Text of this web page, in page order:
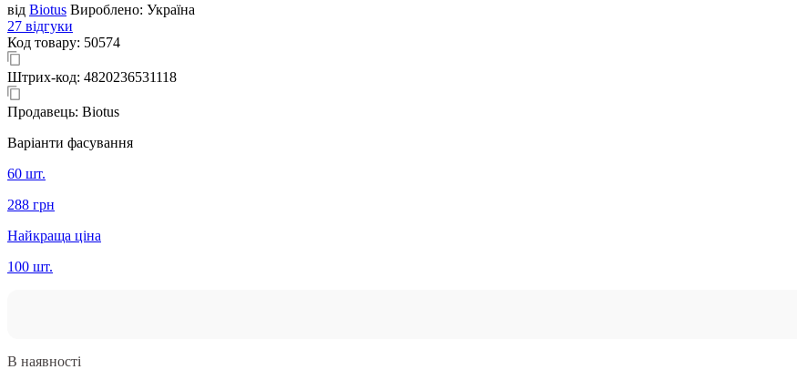
від Biotus Вироблено: Україна
27 відгуки
Код товару: 50574
Штрих-код: 4820236531118
Продавець: Biotus
Варіанти фасування
60 шт.
288 грн
Найкраща ціна
100 шт.
В наявності